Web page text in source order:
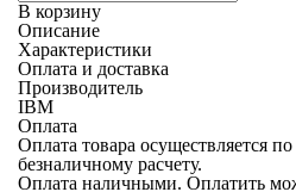
В корзину
Описание
Характеристики
Оплата и доставка
Производитель
IBM
Оплата
Оплата товара осуществляется
безналичному расчету.
Оплата наличными. Оплатить